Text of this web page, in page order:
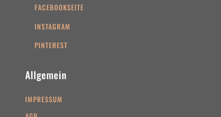
FACEBOOKSEITE
INSTAGRAM
PINTEREST
Allgemein
IMPRESSUM